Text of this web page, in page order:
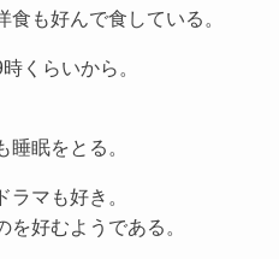
も好んで食している。
くらいから。
眠をとる。
マも好き。
好むようである。